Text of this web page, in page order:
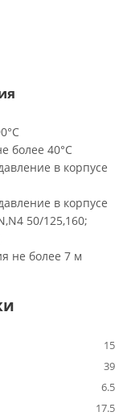
более 40°C
в корпусе
в корпусе
50/125,160;
не более 7 м
15
39
6.5
17.5